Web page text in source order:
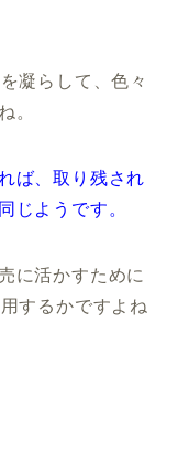
凝らして、色々
。
ば、取り残され
じようです。
に活かすために
するかですよね